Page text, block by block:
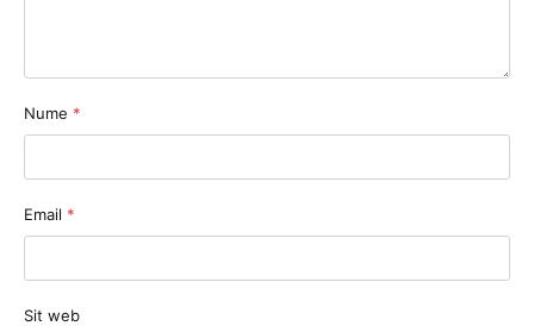
Nume *
Email *
Sit web